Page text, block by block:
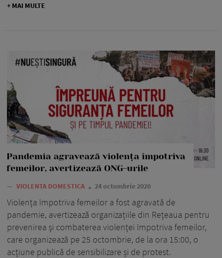
+ MAI MULTE
Pandemia agravează violența împotriva
femeilor, avertizează ONG-urile
— VIOLENTA DOMESTICA 24 octombrie 2020
Violența împotriva femeilor a fost agravată de
pandemie, avertizează organizațiile din Rețeaua pentru
prevenirea și combaterea violenței împotriva femeilor,
care organizează pe 25 octombrie, de la ora 15:00, o
acțiune publică de sensibilizare și de protest.